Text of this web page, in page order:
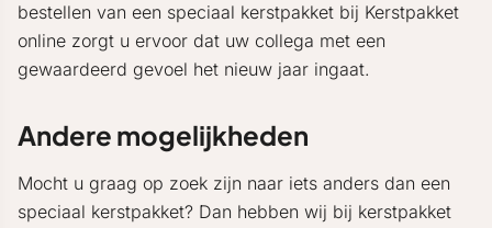
bestellen van een speciaal kerstpakket bij Kerstpakket
online zorgt u ervoor dat uw collega met een
gewaardeerd gevoel het nieuw jaar ingaat.
Andere mogelijkheden
Mocht u graag op zoek zijn naar iets anders dan een
speciaal kerstpakket? Dan hebben wij bij kerstpakket